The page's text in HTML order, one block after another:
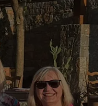
Bekijk alle
ons tijdens